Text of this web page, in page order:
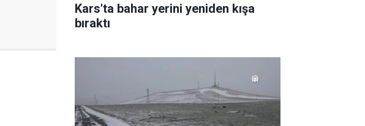
Kars'ta bahar yerini yeniden kışa
bıraktı